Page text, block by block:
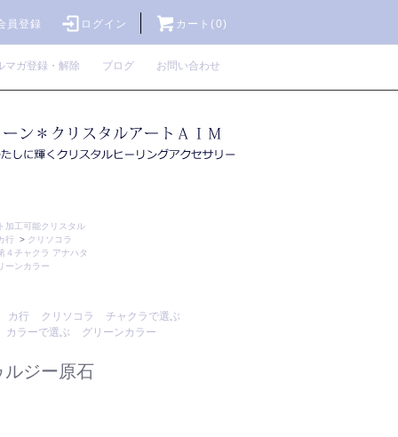
員登録 ログイン カート(0)
マガ登録・解除 ブログ お問い合わせ
加工可能クリスタル
行 > クリソコラ
４チャクラ アナハタ
ーンカラー
カ行 クリソコラ
チャクラで選ぶ
カラーで選ぶ グリーンカラー
ルジー原石